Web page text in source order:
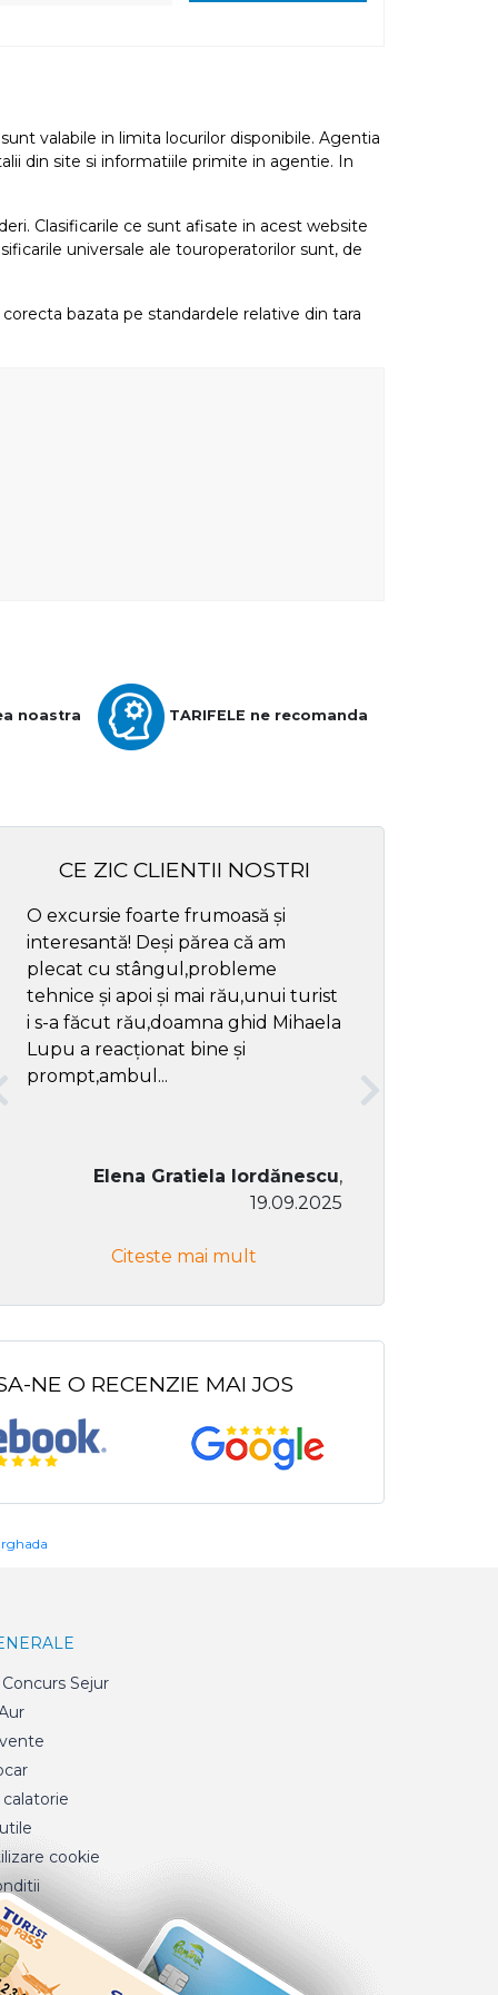
valabile in limita locurilor disponibile. Agentia
din site si informatiile primite in agentie. In
Clasificarile ce sunt afisate in acest website
universale ale touroperatorilor sunt, de
bazata pe standardele relative din tara
noastra TARIFELE ne recomanda
CE ZIC CLIENTII NOSTRI
O excursie foarte frumoasă și
interesantă! Deși părea că am
plecat cu stângul,probleme
tehnice și apoi și mai rău,unui turist
i s-a făcut rău,doamna ghid Mihaela
Lupu a reacționat bine și
prompt,ambul...
Elena Gratiela Iordănescu,
19.09.2025
Citeste mai mult
NE O RECENZIE MAI JOS
Sejur
cookie